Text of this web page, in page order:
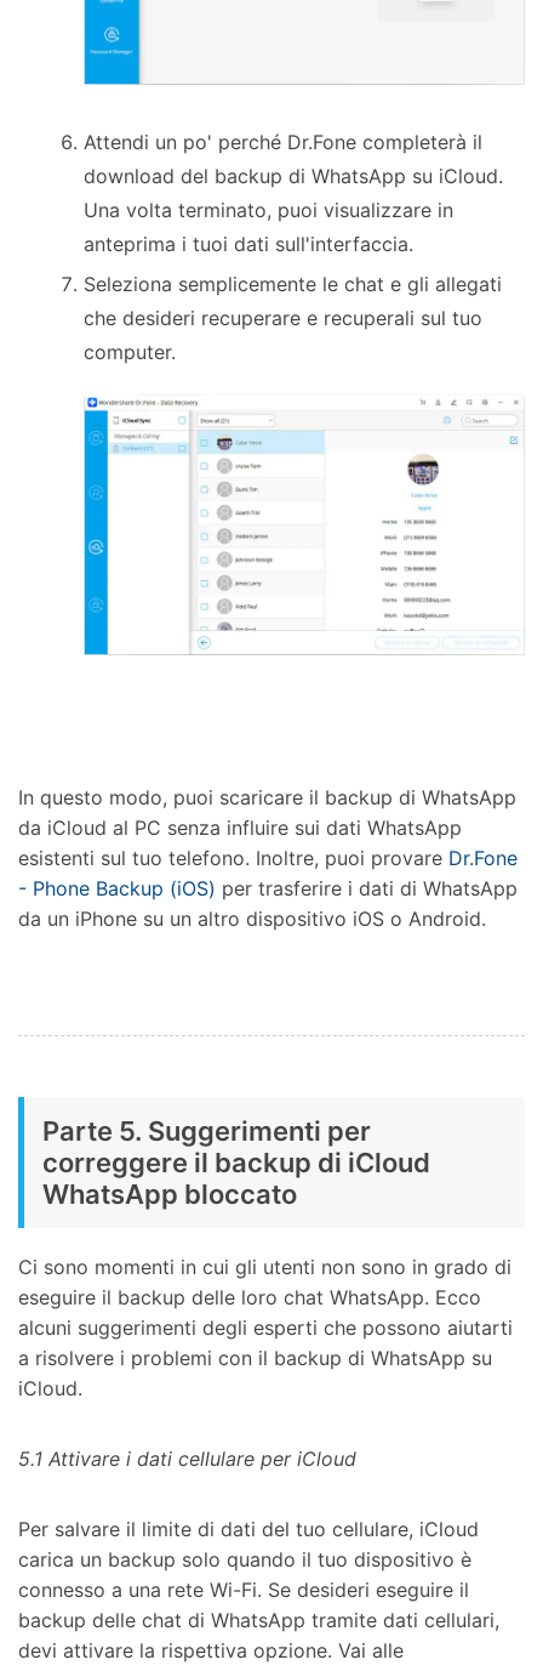
Attendi un po' perché Dr.Fone completerà il
download del backup di WhatsApp su iCloud.
Una volta terminato, puoi visualizzare in
anteprima i tuoi dati sull'interfaccia.
Seleziona semplicemente le chat e gli allegati
che desideri recuperare e recuperali sul tuo
computer.
In questo modo, puoi scaricare il backup di WhatsApp
da iCloud al PC senza influire sui dati WhatsApp
esistenti sul tuo telefono. Inoltre, puoi provare Dr.Fone
- Phone Backup (iOS) per trasferire i dati di WhatsApp
da un iPhone su un altro dispositivo iOS o Android.
Parte 5. Suggerimenti per
correggere il backup di iCloud
WhatsApp bloccato
Ci sono momenti in cui gli utenti non sono in grado di
eseguire il backup delle loro chat WhatsApp. Ecco
alcuni suggerimenti degli esperti che possono aiutarti
a risolvere i problemi con il backup di WhatsApp su
iCloud.
5.1 Attivare i dati cellulare per iCloud
Per salvare il limite di dati del tuo cellulare, iCloud
carica un backup solo quando il tuo dispositivo è
connesso a una rete Wi-Fi. Se desideri eseguire il
backup delle chat di WhatsApp tramite dati cellulari,
devi attivare la rispettiva opzione. Vai alle